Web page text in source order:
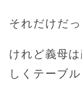
それだけだっ
けれど義母
しくテーブル